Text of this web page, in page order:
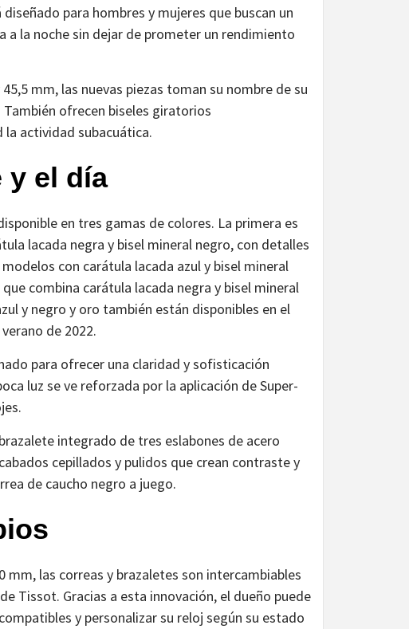
para hombres y mujeres que buscan un
a la noche sin dejar de prometer un rendimiento
mm, las nuevas piezas toman su nombre de su
ofrecen biseles giratorios
actividad subacuática.
y el día
en tres gamas de colores. La primera es
lacada negra y bisel mineral negro, con detalles
con carátula lacada azul y bisel mineral
combina carátula lacada negra y bisel mineral
y negro y oro también están disponibles en el
de 2022.
para ofrecer una claridad y sofisticación
luz se ve reforzada por la aplicación de Super-
integrado de tres eslabones de acero
cepillados y pulidos que crean contraste y
de caucho negro a juego.
mm, las correas y brazaletes son intercambiables
Tissot. Gracias a esta innovación, el dueño puede
y personalizar su reloj según su estado